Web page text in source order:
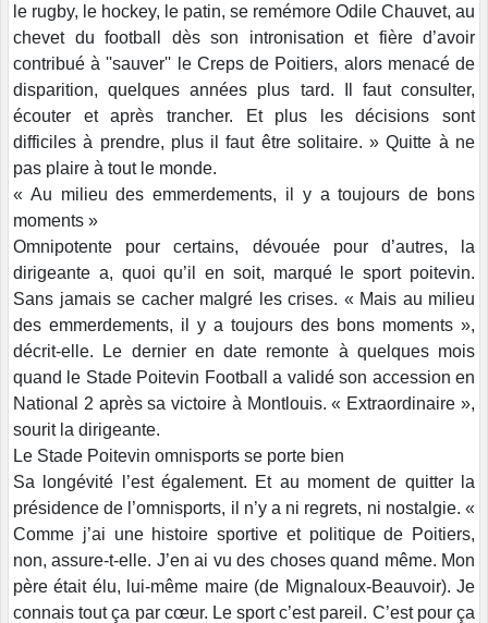
le rugby, le hockey, le patin, se remémore Odile Chauvet, au
chevet du football dès son intronisation et fière d’avoir
contribué à ''sauver'' le Creps de Poitiers, alors menacé de
disparition, quelques années plus tard. Il faut consulter,
écouter et après trancher. Et plus les décisions sont
difficiles à prendre, plus il faut être solitaire. » Quitte à ne
pas plaire à tout le monde.
« Au milieu des emmerdements, il y a toujours de bons
moments »
Omnipotente pour certains, dévouée pour d’autres, la
dirigeante a, quoi qu’il en soit, marqué le sport poitevin.
Sans jamais se cacher malgré les crises. « Mais au milieu
des emmerdements, il y a toujours des bons moments »,
décrit-elle. Le dernier en date remonte à quelques mois
quand le Stade Poitevin Football a validé son accession en
National 2 après sa victoire à Montlouis. « Extraordinaire »,
sourit la dirigeante.
Le Stade Poitevin omnisports se porte bien
Sa longévité l’est également. Et au moment de quitter la
présidence de l’omnisports, il n’y a ni regrets, ni nostalgie. «
Comme j’ai une histoire sportive et politique de Poitiers,
non, assure-t-elle. J’en ai vu des choses quand même. Mon
père était élu, lui-même maire (de Mignaloux-Beauvoir). Je
connais tout ça par cœur. Le sport c’est pareil. C’est pour ça